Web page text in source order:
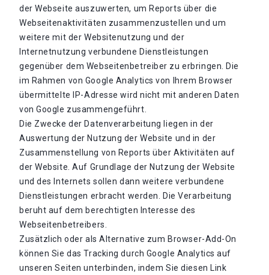
der Webseite auszuwerten, um Reports über die
Webseitenaktivitäten zusammenzustellen und um
weitere mit der Websitenutzung und der
Internetnutzung verbundene Dienstleistungen
gegenüber dem Webseitenbetreiber zu erbringen. Die
im Rahmen von Google Analytics von Ihrem Browser
übermittelte IP-Adresse wird nicht mit anderen Daten
von Google zusammengeführt.
Die Zwecke der Datenverarbeitung liegen in der
Auswertung der Nutzung der Website und in der
Zusammenstellung von Reports über Aktivitäten auf
der Website. Auf Grundlage der Nutzung der Website
und des Internets sollen dann weitere verbundene
Dienstleistungen erbracht werden. Die Verarbeitung
beruht auf dem berechtigten Interesse des
Webseitenbetreibers.
Zusätzlich oder als Alternative zum Browser-Add-On
können Sie das Tracking durch Google Analytics auf
unseren Seiten unterbinden, indem Sie diesen Link